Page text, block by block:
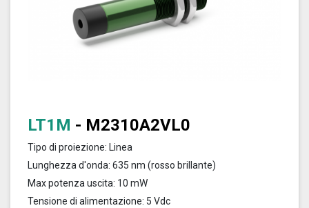
LT1M - M2310A2VL0
Tipo di proiezione: Linea
Lunghezza d'onda: 635 nm (rosso brillante)
Max potenza uscita: 10 mW
Tensione di alimentazione: 5 Vdc